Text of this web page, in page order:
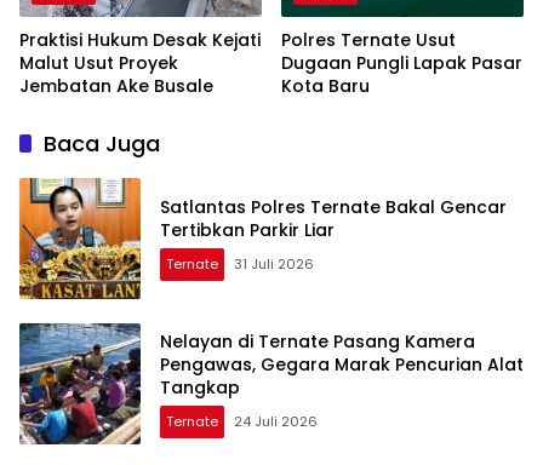
Praktisi Hukum Desak Kejati
Malut Usut Proyek
Jembatan Ake Busale
Polres Ternate Usut
Dugaan Pungli Lapak Pasar
Kota Baru
Baca Juga
Satlantas Polres Ternate Bakal Gencar
Tertibkan Parkir Liar
Ternate 31 Juli 2026
Nelayan di Ternate Pasang Kamera
Pengawas, Gegara Marak Pencurian Alat
Tangkap
Ternate 24 Juli 2026